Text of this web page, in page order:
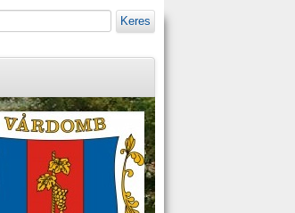
Keres